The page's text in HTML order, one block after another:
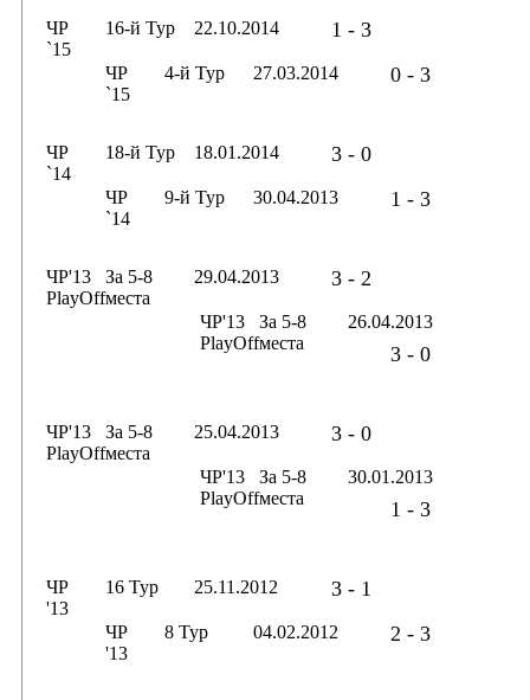
ЧР
`15
16-й Тур 22.10.2014 1 - 3
ЧР
`15
4-й Тур 27.03.2014 0 - 3
ЧР
`14
18-й Тур 18.01.2014 3 - 0
ЧР
`14
9-й Тур 30.04.2013 1 - 3
ЧР'13
PlayOff
За 5-8
места
29.04.2013 3 - 2
ЧР'13
PlayOff
За 5-8
места
26.04.2013
3 - 0
ЧР'13
PlayOff
За 5-8
места
25.04.2013 3 - 0
ЧР'13
PlayOff
За 5-8
места
30.01.2013
1 - 3
ЧР
'13
16 Тур 25.11.2012 3 - 1
ЧР
'13
8 Тур 04.02.2012 2 - 3